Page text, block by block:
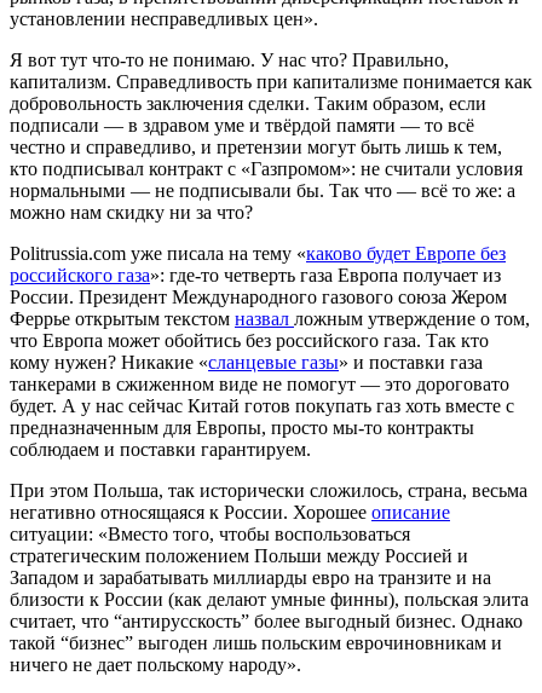
установлении несправедливых цен».
Я вот тут что-то не понимаю. У нас что? Правильно,
капитализм. Справедливость при капитализме понимается как
добровольность заключения сделки. Таким образом, если
подписали — в здравом уме и твёрдой памяти — то всё
честно и справедливо, и претензии могут быть лишь к тем,
кто подписывал контракт с «Газпромом»: не считали условия
нормальными — не подписывали бы. Так что — всё то же: а
можно нам скидку ни за что?
Politrussia.com уже писала на тему «каково будет Европе без
российского газа»: где-то четверть газа Европа получает из
России. Президент Международного газового союза Жером
Феррье открытым текстом назвал ложным утверждение о том,
что Европа может обойтись без российского газа. Так кто
кому нужен? Никакие «сланцевые газы» и поставки газа
танкерами в сжиженном виде не помогут — это дороговато
будет. А у нас сейчас Китай готов покупать газ хоть вместе с
предназначенным для Европы, просто мы-то контракты
соблюдаем и поставки гарантируем.
При этом Польша, так исторически сложилось, страна, весьма
негативно относящаяся к России. Хорошее описание
ситуации: «Вместо того, чтобы воспользоваться
стратегическим положением Польши между Россией и
Западом и зарабатывать миллиарды евро на транзите и на
близости к России (как делают умные финны), польская элита
считает, что “антирусскость” более выгодный бизнес. Однако
такой “бизнес” выгоден лишь польским еврочиновникам и
ничего не дает польскому народу».